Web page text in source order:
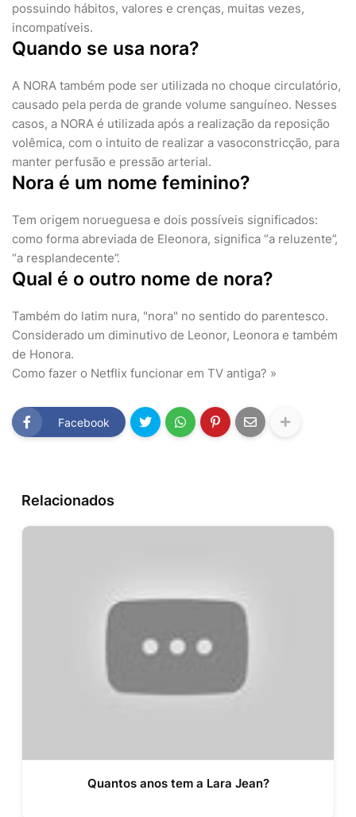
possuindo hábitos, valores e crenças, muitas vezes,
incompatíveis.
Quando se usa nora?
A NORA também pode ser utilizada no choque circulatório,
causado pela perda de grande volume sanguíneo. Nesses
casos, a NORA é utilizada após a realização da reposição
volêmica, com o intuito de realizar a vasoconstricção, para
manter perfusão e pressão arterial.
Nora é um nome feminino?
Tem origem norueguesa e dois possíveis significados:
como forma abreviada de Eleonora, significa “a reluzente”,
“a resplandecente”.
Qual é o outro nome de nora?
Também do latim nura, "nora" no sentido do parentesco.
Considerado um diminutivo de Leonor, Leonora e também
de Honora.
Como fazer o Netflix funcionar em TV antiga? »
Facebook
Relacionados
Quantos anos tem a Lara Jean?